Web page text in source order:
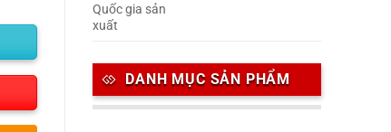
Quốc gia sản
xuất
DANH MỤC SẢN PHẨM